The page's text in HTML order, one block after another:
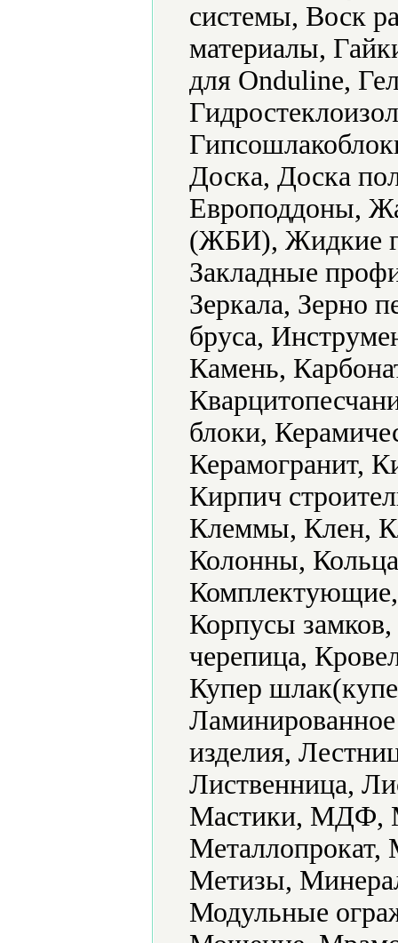
системы, Воск
материалы,
для Onduline,
Доска, Доска
Европоддоны,
(ЖБИ), Жидкие
Закладные
Зеркала, Зерно
бруса,
Камень,
блоки,
Керамогранит,
Кирпич
Клеммы, Клен,
Колонны,
Комплектующие,
Корпусы
черепица,
Купер
изделия,
Лиственница,
Мастики, МДФ,
Металлопрокат,
Метизы,
Модульные